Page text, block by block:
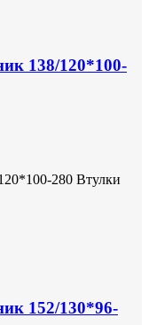
138/120*100-
280 Втулки
152/130*96-